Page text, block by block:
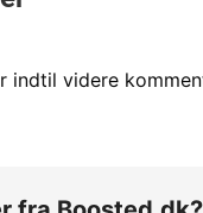
indtil videre